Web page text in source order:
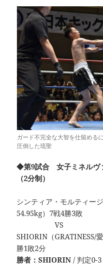
ガード不完全な大智を仕留める
圧倒した琉聖
◆第9試合 女子ミネルヴ
（2分制）
シンティア・モルティー
54.95kg）7戦4勝3敗
VS
SHIORIN（GRATINESS/
勝1敗2分
勝者：SHIORIN / 判定0-3